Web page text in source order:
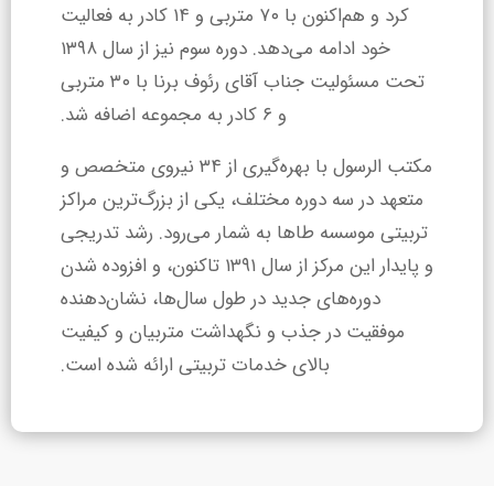
کرد و هم‌اکنون با ۷۰ متربی و ۱۴ کادر به فعالیت
خود ادامه می‌دهد. دوره سوم نیز از سال ۱۳۹۸
تحت مسئولیت جناب آقای رئوف برنا با ۳۰ متربی
و ۶ کادر به مجموعه اضافه شد.
مکتب الرسول با بهره‌گیری از ۳۴ نیروی متخصص و
متعهد در سه دوره مختلف، یکی از بزرگ‌ترین مراکز
تربیتی موسسه طاها به شمار می‌رود. رشد تدریجی
و پایدار این مرکز از سال ۱۳۹۱ تاکنون، و افزوده شدن
دوره‌های جدید در طول سال‌ها، نشان‌دهنده
موفقیت در جذب و نگهداشت متربیان و کیفیت
بالای خدمات تربیتی ارائه شده است.